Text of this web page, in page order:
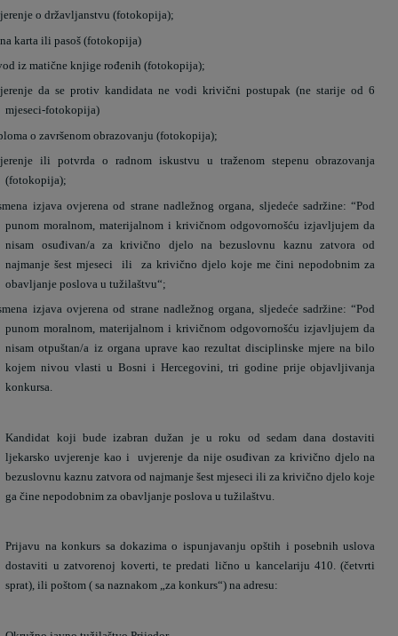
o državljanstvu (fotokopija);
karta ili pasoš (fotokopija)
iz matične knjige rođenih (fotokopija);
da se protiv kandidata ne vodi krivični postupak (ne starije od 6
mjeseci-fotokopija)
o završenom obrazovanju (fotokopija);
ili potvrda o radnom iskustvu u traženom stepenu obrazovanja
(fotokopija);
izjava ovjerena od strane nadležnog organa, sljedeće sadržine: “Pod
punom moralnom, materijalnom i krivičnom odgovornošću izjavljujem da
nisam osuđivan/a za krivično djelo na bezuslovnu kaznu zatvora od
najmanje šest mjeseci
ili
za krivično djelo koje me čini nepodobnim za
obavljanje poslova u tužilaštvu“;
izjava ovjerena od strane nadležnog organa, sljedeće sadržine: “Pod
punom moralnom, materijalnom i krivičnom odgovornošću izjavljujem da
nisam otpuštan/a iz organa uprave kao rezultat disciplinske mjere na bilo
kojem nivou vlasti u Bosni i Hercegovini, tri godine prije objavljivanja
konkursa.
Kandidat koji bude izabran dužan je u roku od sedam dana dostaviti
ljekarsko uvjerenje kao i
uvjerenje da nije osuđivan za krivično djelo na
bezuslovnu kaznu zatvora od najmanje šest mjeseci ili za krivično djelo koje
ga čine nepodobnim za obavljanje poslova u tužilaštvu.
Prijavu na konkurs sa dokazima o ispunjavanju opštih i posebnih uslova
dostaviti u zatvorenoj koverti, te predati lično u kancelariju 410. (četvrti
sprat), ili poštom ( sa naznakom „za konkurs“) na adresu: